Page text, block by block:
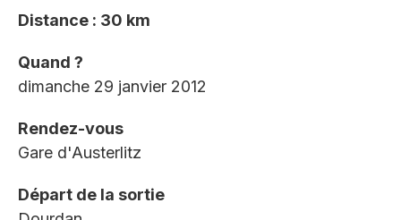
Distance : 30 km
Quand ?
dimanche 29 janvier 2012
Rendez-vous
Gare d'Austerlitz
Départ de la sortie